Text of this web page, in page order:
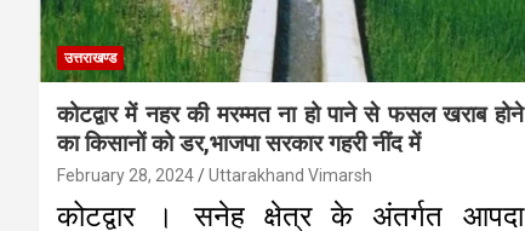
उत्तराखण्ड
कोटद्वार में नहर की मरम्मत ना हो पाने से फसल खराब होने
का किसानों को डर,भाजपा सरकार गहरी नींद में
February 28, 2024 Uttarakhand Vimarsh
कोटद्वार । सनेह क्षेत्र के अंतर्गत आपदा